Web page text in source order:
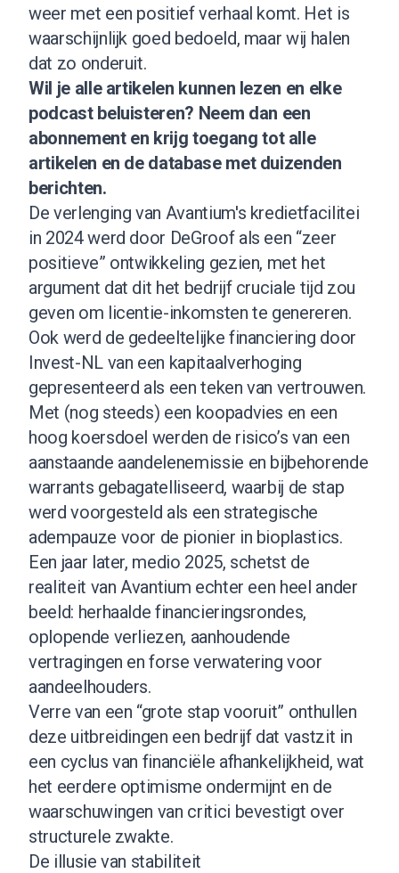
weer met een positief verhaal komt. Het is
waarschijnlijk goed bedoeld, maar wij halen
dat zo onderuit.
Wil je alle artikelen kunnen lezen en elke
podcast beluisteren? Neem dan een
abonnementen krijg toegang tot alle
artikelen en de database met duizenden
berichten.
De verlenging van Avantium's kredietfacilitei
in 2024 werd door DeGroof als een “zeer
positieve” ontwikkeling gezien, met het
argument dat dit het bedrijf cruciale tijd zou
geven om licentie-inkomsten te genereren.
Ook werd de gedeeltelijke financiering door
Invest-NL van een kapitaalverhoging
gepresenteerd als een teken van vertrouwen.
Met (nog steeds) een koopadvies en een
hoog koersdoel werden de risico’s van een
aanstaande aandelenemissie en bijbehorende
warrants gebagatelliseerd, waarbij de stap
werd voorgesteld als een strategische
adempauze voor de pionier in bioplastics.
Een jaar later, medio 2025, schetst de
realiteit van Avantium echter een heel ander
beeld: herhaalde financieringsrondes,
oplopende verliezen, aanhoudende
vertragingen en forse verwatering voor
aandeelhouders.
Verre van een “grote stap vooruit” onthullen
deze uitbreidingen een bedrijf dat vastzit in
een cyclus van financiële afhankelijkheid, wat
het eerdere optimisme ondermijnt en de
waarschuwingen van critici bevestigt over
structurele zwakte.
De illusie van stabiliteit